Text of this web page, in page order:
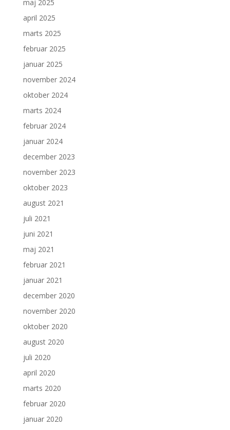
maj 2025
april 2025
marts 2025
februar 2025
januar 2025
november 2024
oktober 2024
marts 2024
februar 2024
januar 2024
december 2023
november 2023
oktober 2023
august 2021
juli 2021
juni 2021
maj 2021
februar 2021
januar 2021
december 2020
november 2020
oktober 2020
august 2020
juli 2020
april 2020
marts 2020
februar 2020
januar 2020